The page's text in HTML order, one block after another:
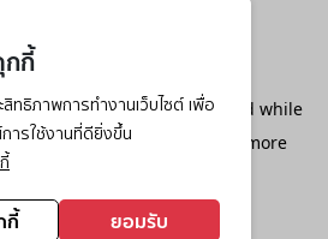
กกี้
ทธิภาพการทำงานเว็บไซต์ เพื่อ
ารใช้งานที่ดียิ่งขึ้น
กี้ ยอมรับ
-side exception has occurred while
(see the browser console
for more
information).